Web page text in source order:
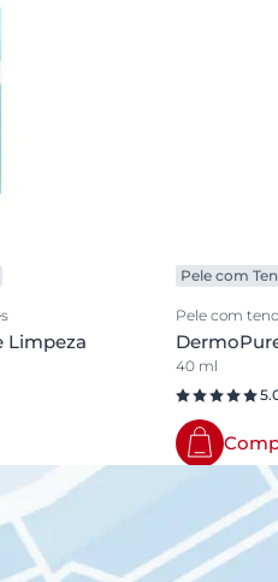
Limpeza
Pele com
Pele com
40 ml